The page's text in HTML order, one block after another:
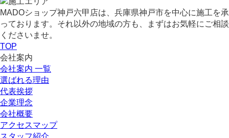
MADOショップ神戸六甲店は、兵庫県神戸市を中心に施工を承
っております。それ以外の地域の方も、まずはお気軽にご相談
くださいませ。
TOP
会社案内
会社案内 一覧
選ばれる理由
代表挨拶
企業理念
会社概要
アクセスマップ
スタッフ紹介